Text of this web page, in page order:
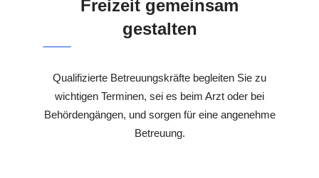
Freizeit gemeinsam
gestalten
Qualifizierte Betreuungskräfte begleiten Sie zu
wichtigen Terminen, sei es beim Arzt oder bei
Behördengängen, und sorgen für eine angenehme
Betreuung.